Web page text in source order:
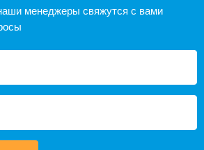
менеджеры свяжутся с вами